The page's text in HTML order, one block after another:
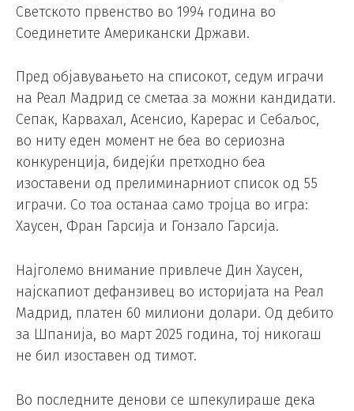
Светското првенство во 1994 година во
Соединетите Американски Држави.
Пред објавувањето на списокот, седум играчи
на Реал Мадрид се сметаа за можни кандидати.
Сепак, Карвахал, Асенсио, Карерас и Себаљос,
во ниту еден момент не беа во сериозна
конкуренција, бидејќи претходно беа
изоставени од прелиминарниот список од 55
играчи. Со тоа останаа само тројца во игра:
Хаусен, Фран Гарсија и Гонзало Гарсија.
Најголемо внимание привлече Дин Хаусен,
најскапиот дефанзивец во историјата на Реал
Мадрид, платен 60 милиони долари. Од дебито
за Шпанија, во март 2025 година, тој никогаш
не бил изоставен од тимот.
Во последните денови се шпекулираше дека